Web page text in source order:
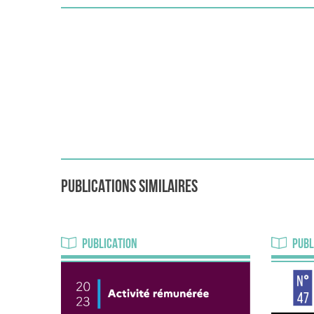
PUBLICATIONS SIMILAIRES
PUBLICATION